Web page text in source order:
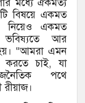
মধ্যে ঐকমত্য
বিষয়ে একমত
নিয়েও একমত
ভবিষ্যতে আর
“আমরা এমন
করতে চাই, যা
পথে